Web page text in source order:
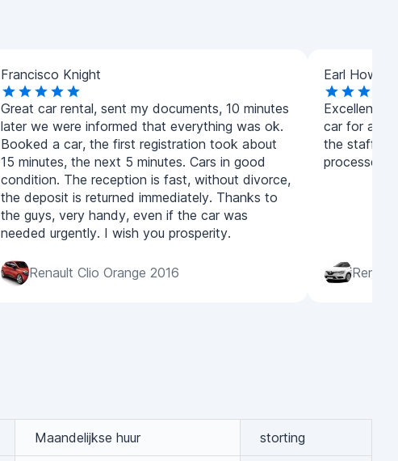
Francisco Knight
Great car rental, sent my documents, 10 minutes
later we were informed that everything was ok.
Booked a car, the first registration took about
15 minutes, the next 5 minutes. Cars in good
condition. The reception is fast, without divorce,
the deposit is returned immediately. Thanks to
the guys, very handy, even if the car was
needed urgently. I wish you prosperity.
Renault Clio Orange 2016
Earl Howard
Excellent
car for a
the staff is
processed
Maandelijkse huur storting